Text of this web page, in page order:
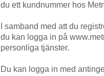
du ett kundnummer hos
I samband med att du
du kan logga in på
personliga tjänster.
Du kan logga in med